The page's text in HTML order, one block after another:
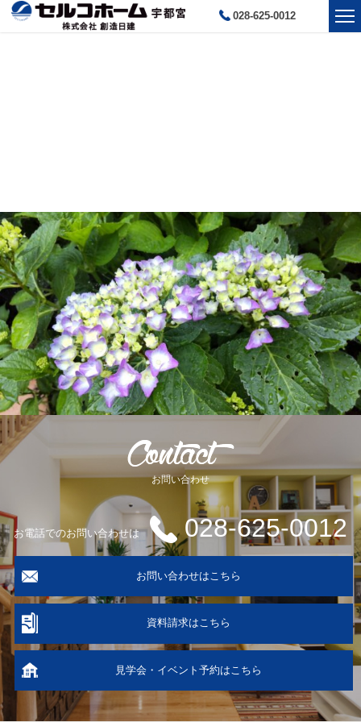
028-625-0012
お問い合わせ
お電話でのお問い合わせは 028-625-0012
お問い合わせはこちら
資料請求はこちら
見学会・イベント予約はこちら